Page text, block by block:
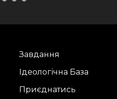
Завдання
Ідеологічна База
Приєднатись